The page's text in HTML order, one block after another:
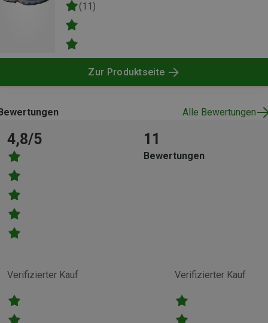
(11)
Zur Produktseite
Alle Bewertungen
4,8/5 11
Bewertungen
Verifizierter Kauf Verifizierter Kauf